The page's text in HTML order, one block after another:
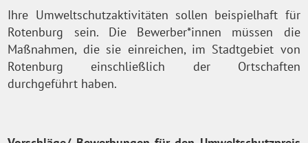
Ihre Umweltschutzaktivitäten sollen beispielhaft für
Rotenburg sein. Die Bewerber*innen müssen die
Maßnahmen, die sie einreichen, im Stadtgebiet von
Rotenburg einschließlich der Ortschaften
durchgeführt haben.